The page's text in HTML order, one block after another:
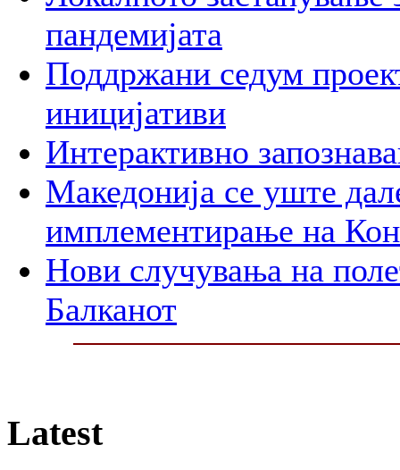
пандемијата
Поддржани седум
иницијативи
Интерактивно
Македонија се уште
имплементирање на
Нови случувања на
Балканот
Latest